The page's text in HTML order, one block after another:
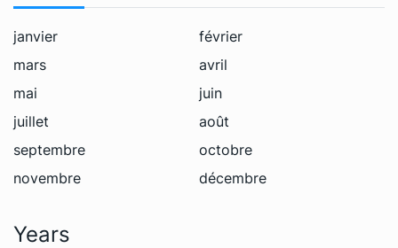
janvier
février
mars
avril
mai
juin
juillet
août
septembre
octobre
novembre
décembre
Years